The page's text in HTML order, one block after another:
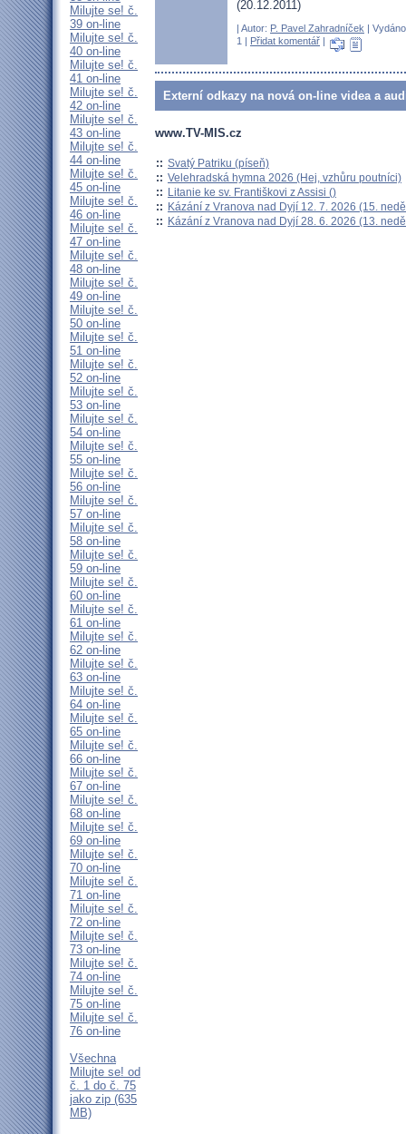
Milujte se! č.
39 on-line
Milujte se! č.
40 on-line
Milujte se! č.
41 on-line
Milujte se! č.
42 on-line
Milujte se! č.
43 on-line
Milujte se! č.
44 on-line
Milujte se! č.
45 on-line
Milujte se! č.
46 on-line
Milujte se! č.
47 on-line
Milujte se! č.
48 on-line
Milujte se! č.
49 on-line
Milujte se! č.
50 on-line
Milujte se! č.
51 on-line
Milujte se! č.
52 on-line
Milujte se! č.
53 on-line
Milujte se! č.
54 on-line
Milujte se! č.
55 on-line
Milujte se! č.
56 on-line
Milujte se! č.
57 on-line
Milujte se! č.
58 on-line
Milujte se! č.
59 on-line
Milujte se! č.
60 on-line
Milujte se! č.
61 on-line
Milujte se! č.
62 on-line
Milujte se! č.
63 on-line
Milujte se! č.
64 on-line
Milujte se! č.
65 on-line
Milujte se! č.
66 on-line
Milujte se! č.
67 on-line
Milujte se! č.
68 on-line
Milujte se! č.
69 on-line
Milujte se! č.
70 on-line
Milujte se! č.
71 on-line
Milujte se! č.
72 on-line
Milujte se! č.
73 on-line
Milujte se! č.
74 on-line
Milujte se! č.
75 on-line
Milujte se! č.
76 on-line
Všechna
Milujte se! od
č. 1 do č. 75
jako zip (635
MB)
(20.12.2011)
| Autor: P. Pavel Zahradníček |
1 | Přidat komentář |
Externí odkazy na nová on-line videa a
www.TV-MIS.cz
:: Svatý Patriku (píseň)
:: Velehradská hymna 2026 (Hej, vzhůru poutníci)
:: Litanie ke sv. Františkovi z Assisi ()
:: Kázání z Vranova nad Dyjí 12. 7. 2026 (15.
:: Kázání z Vranova nad Dyjí 28. 6. 2026 (13.